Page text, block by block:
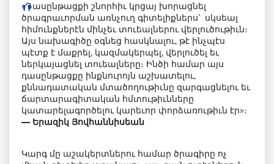
«Դասընթացքի շնորհիւ կրցայ խորացնել
ծրագրաւորման առնչուղ գիտելիքներս՝ սկսեալ
հիմունքներէն մինչեւ տուեալներու վերլուծութիւն։
Այս նախագիծը օգնեց հասկնալու, թէ ինչպէս
պէտք է մաքրել, կազմակերպել, վերլուծել եւ
ներկայացնել տուեալները։ Ինծի համար այս
դասընթացքը ինքնուրոյն աշխատելու,
քննադատական մտածողութիւնը զարգացնելու եւ
ճարտարագիտական հմտութիւնները
կատարելագործելու կարեւոր փորձառութիւն էր»։
— Երազիկ Յովհաննիսեան
Կարգ մը աշակերտներու համար ծրագիրը ոչ